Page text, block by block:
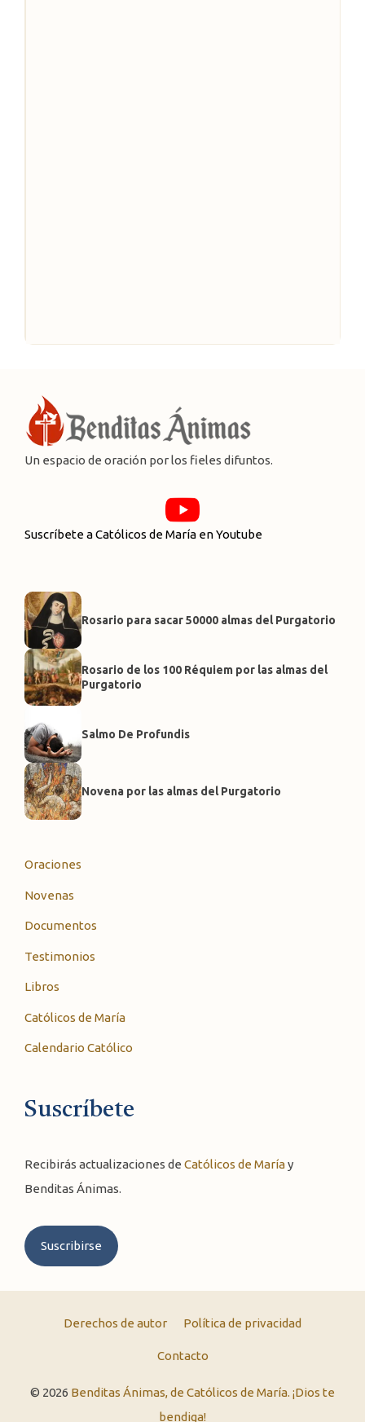
Un espacio de oración por los fieles difuntos.
Suscríbete a Católicos de María en Youtube
Rosario para sacar 50000 almas del Purgatorio
Rosario de los 100 Réquiem por las almas del
Purgatorio
Salmo De Profundis
Novena por las almas del Purgatorio
Oraciones
Novenas
Documentos
Testimonios
Libros
Católicos de María
Calendario Católico
Suscríbete
Recibirás actualizaciones de Católicos de Maríay
Benditas Ánimas.
Suscribirse
Derechos de autor Política de privacidad
Contacto
© 2026 Benditas Ánimas, de Católicos de María. ¡Dios te
bendiga!